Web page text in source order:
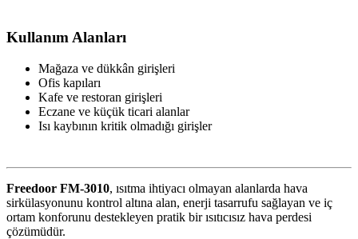
Kullanım Alanları
Mağaza ve dükkân girişleri
Ofis kapıları
Kafe ve restoran girişleri
Eczane ve küçük ticari alanlar
Isı kaybının kritik olmadığı girişler
Freedoor FM-3010, ısıtma ihtiyacı olmayan alanlarda hava
sirkülasyonunu kontrol altına alan, enerji tasarrufu sağlayan ve iç
ortam konforunu destekleyen pratik bir ısıtıcısız hava perdesi
çözümüdür.